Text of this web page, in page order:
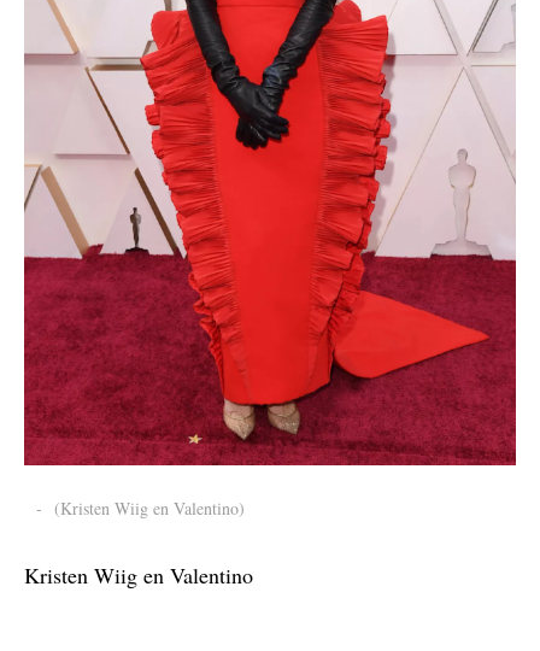
- (Kristen Wiig en Valentino)
Kristen Wiig en Valentino